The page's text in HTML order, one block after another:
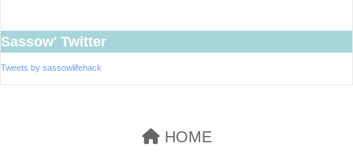
Sassow' Twitter
Tweets by sassowlifehack
HOME